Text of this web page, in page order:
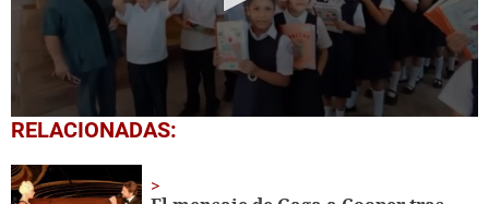
0
seconds
1
minute,
RELACIONADAS: